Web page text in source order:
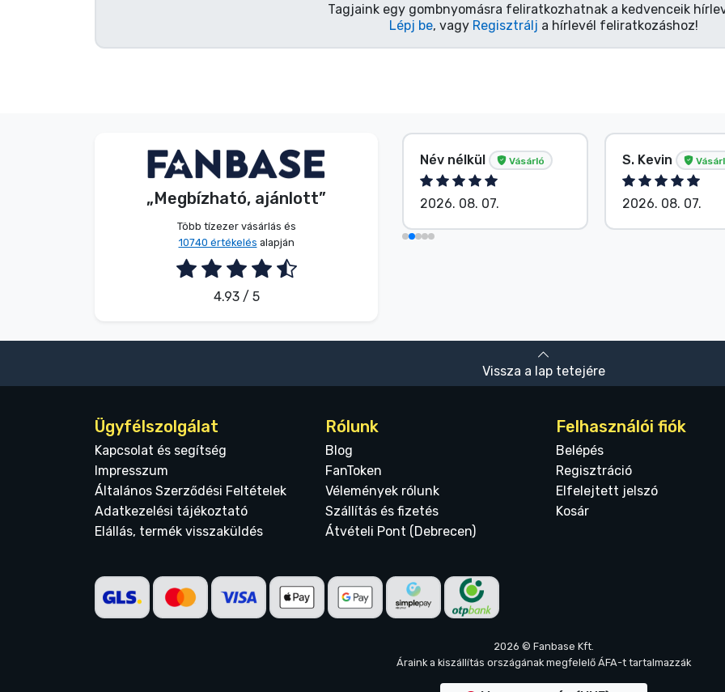
Tagjaink egy gombnyomásra feliratkozhatnak a kedvenceik
Lépj be, vagy Regisztrálj a hírlevél feliratkozáshoz!
„Megbízható, ajánlott”
Több tízezer vásárlás és
10740 értékelés alapján
4.93 / 5
G. Gábor Vásárló
2026. 08. 07.
Név nélkül Vásárló
2026. 08. 07.
S. Kevin
2026. 08. 07.
Vissza a lap tetejére
Ügyfélszolgálat
Kapcsolat és segítség
Impresszum
Általános Szerződési Feltételek
Adatkezelési tájékoztató
Elállás, termék visszaküldés
Rólunk
Blog
FanToken
Vélemények rólunk
Szállítás és fizetés
Átvételi Pont (Debrecen)
Felhasználói fiók
Belépés
Regisztráció
Elfelejtett jelszó
Kosár
2026 © Fanbase Kft.
Áraink a kiszállítás országának megfelelő ÁFA-t tartalmazzák